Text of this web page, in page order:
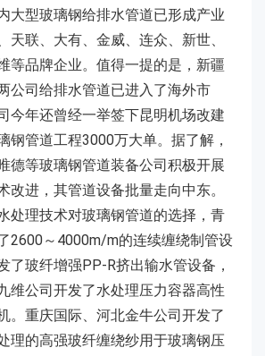
型玻璃钢给排水管道已形成产业
天联、大有、金威、连众、新世、
等品牌企业。值得一提的是，新疆
公司给排水管道已进入了海外市
今年还曾经一举签下昆明机场改建
钢管道工程3000万大单。据了解，
德等玻璃钢管道装备公司积极开展
改进，其管道设备批量走向中东。
处理技术对玻璃钢管道的选择，青
2600～4000m/m的连续缠绕制管设
了玻纤增强PP-R挤出输水管设备，
维公司开发了水处理压力容器高性
。重庆国际、河北金牛公司开发了
理的高强玻纤缠绕纱用于玻璃钢压